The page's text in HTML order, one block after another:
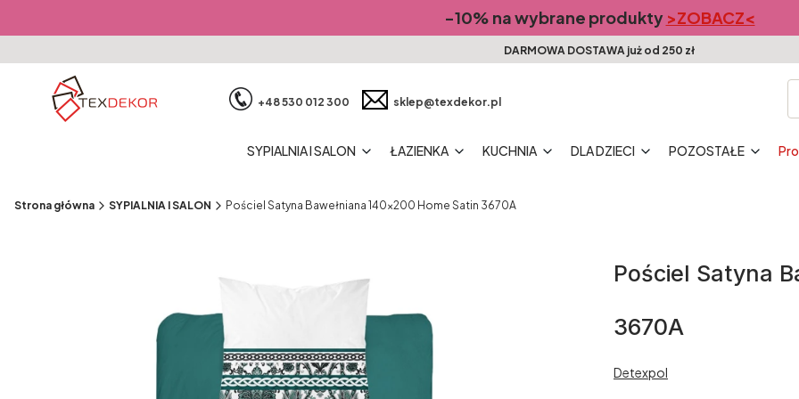
-10% na wybrane produkty >ZOBACZ<
DARMOWA DOSTAWA już od 250 zł
+48 530 012 300 sklep@texdekor.pl
SYPIALNIA I SALON ŁAZIENKA KUCHNIA DLA DZIECI POZOSTAŁE
Strona główna SYPIALNIA I SALON Pościel Satyna Bawełniana 140x200 Home Satin 3670A
Pościel Satyna
3670A
Detexpol